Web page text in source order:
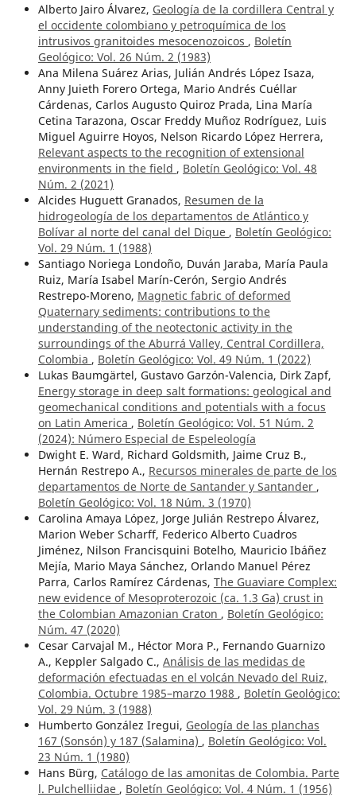
Alberto Jairo Álvarez, Geología de la cordillera Central y
el occidente colombiano y petroquímica de los
intrusivos granitoides mesocenozoicos , Boletín
Geológico: Vol. 26 Núm. 2 (1983)
Ana Milena Suárez Arias, Julián Andrés López Isaza,
Anny Juieth Forero Ortega, Mario Andrés Cuéllar
Cárdenas, Carlos Augusto Quiroz Prada, Lina María
Cetina Tarazona, Oscar Freddy Muñoz Rodríguez, Luis
Miguel Aguirre Hoyos, Nelson Ricardo López Herrera,
Relevant aspects to the recognition of extensional
environments in the field , Boletín Geológico: Vol. 48
Núm. 2 (2021)
Alcides Huguett Granados, Resumen de la
hidrogeología de los departamentos de Atlántico y
Bolívar al norte del canal del Dique , Boletín Geológico:
Vol. 29 Núm. 1 (1988)
Santiago Noriega Londoño, Duván Jaraba, María Paula
Ruiz, María Isabel Marín-Cerón, Sergio Andrés
Restrepo-Moreno, Magnetic fabric of deformed
Quaternary sediments: contributions to the
understanding of the neotectonic activity in the
surroundings of the Aburrá Valley, Central Cordillera,
Colombia , Boletín Geológico: Vol. 49 Núm. 1 (2022)
Lukas Baumgärtel, Gustavo Garzón-Valencia, Dirk Zapf,
Energy storage in deep salt formations: geological and
geomechanical conditions and potentials with a focus
on Latin America , Boletín Geológico: Vol. 51 Núm. 2
(2024): Número Especial de Espeleología
Dwight E. Ward, Richard Goldsmith, Jaime Cruz B.,
Hernán Restrepo A., Recursos minerales de parte de los
departamentos de Norte de Santander y Santander ,
Boletín Geológico: Vol. 18 Núm. 3 (1970)
Carolina Amaya López, Jorge Julián Restrepo Álvarez,
Marion Weber Scharff, Federico Alberto Cuadros
Jiménez, Nilson Francisquini Botelho, Mauricio Ibáñez
Mejía, Mario Maya Sánchez, Orlando Manuel Pérez
Parra, Carlos Ramírez Cárdenas, The Guaviare Complex:
new evidence of Mesoproterozoic (ca. 1.3 Ga) crust in
the Colombian Amazonian Craton , Boletín Geológico:
Núm. 47 (2020)
Cesar Carvajal M., Héctor Mora P., Fernando Guarnizo
A., Keppler Salgado C., Análisis de las medidas de
deformación efectuadas en el volcán Nevado del Ruiz,
Colombia. Octubre 1985–marzo 1988 , Boletín Geológico:
Vol. 29 Núm. 3 (1988)
Humberto González Iregui, Geología de las planchas
167 (Sonsón) y 187 (Salamina) , Boletín Geológico: Vol.
23 Núm. 1 (1980)
Hans Bürg, Catálogo de las amonitas de Colombia. Parte
l. Pulchelliidae , Boletín Geológico: Vol. 4 Núm. 1 (1956)